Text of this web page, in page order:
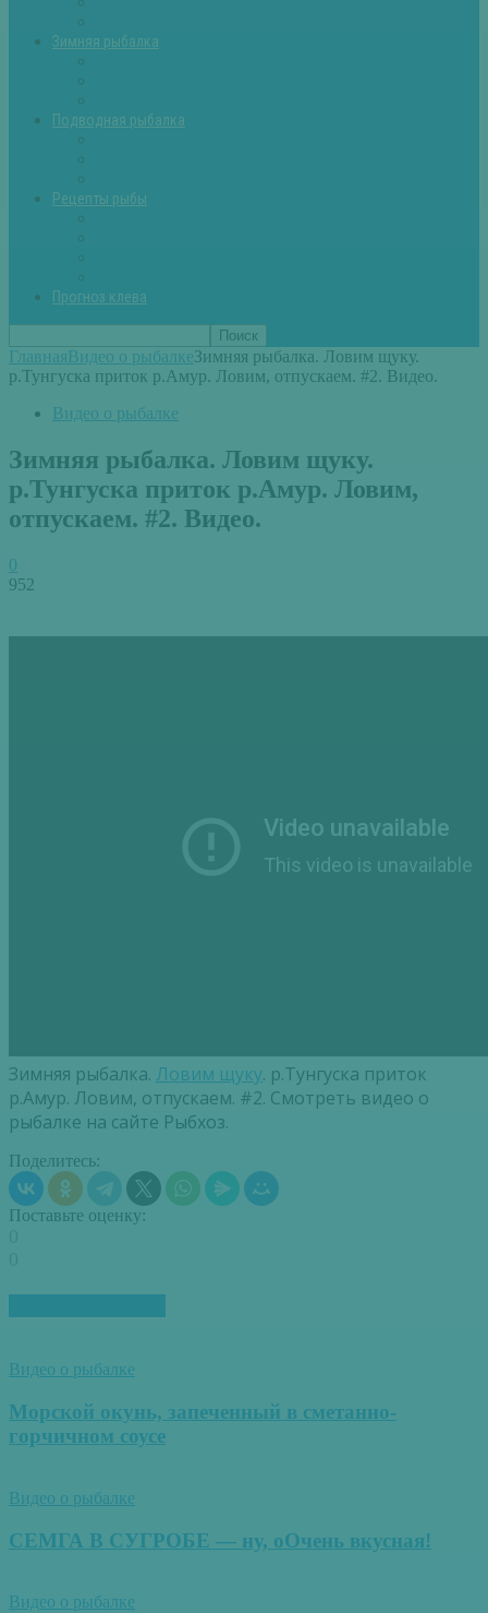
Зимняя рыбалка
Подводная рыбалка
Рецепты рыбы
Прогноз клева
ГлавнаяВидео о рыбалкеЗимняя рыбалка. Ловим щуку.
р.Тунгуска приток р.Амур. Ловим, отпускаем. #2. Видео.
Видео о рыбалке
Зимняя рыбалка. Ловим щуку.
р.Тунгуска приток р.Амур. Ловим,
отпускаем. #2. Видео.
0
952
Зимняя рыбалка. Ловим щуку. р.Тунгуска приток
р.Амур. Ловим, отпускаем. #2. Смотреть видео о
рыбалке на сайте Рыбхоз.
Поделитесь:
Поставьте оценку:
Видео о рыбалке
Морской окунь, запеченный в сметанно-
горчичном соусе
Видео о рыбалке
СЕМГА В СУГРОБЕ — ну, оОчень вкусная!
Видео о рыбалке